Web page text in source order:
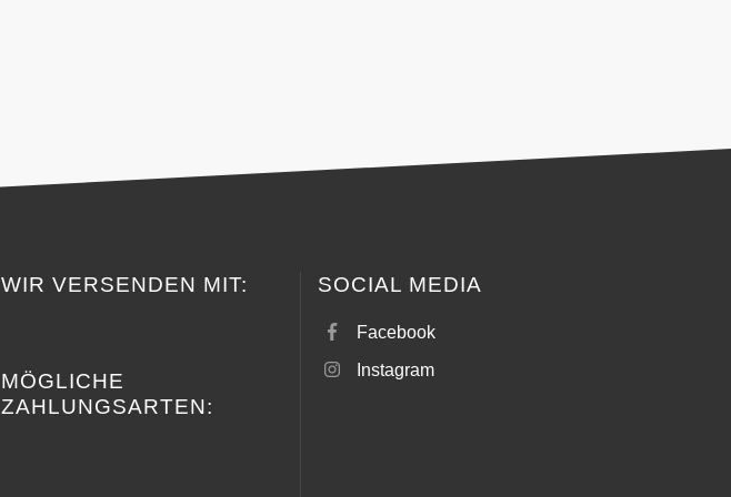
WIR VERSENDEN MIT:
MÖGLICHE
ZAHLUNGSARTEN:
SOCIAL MEDIA
Facebook
Instagram